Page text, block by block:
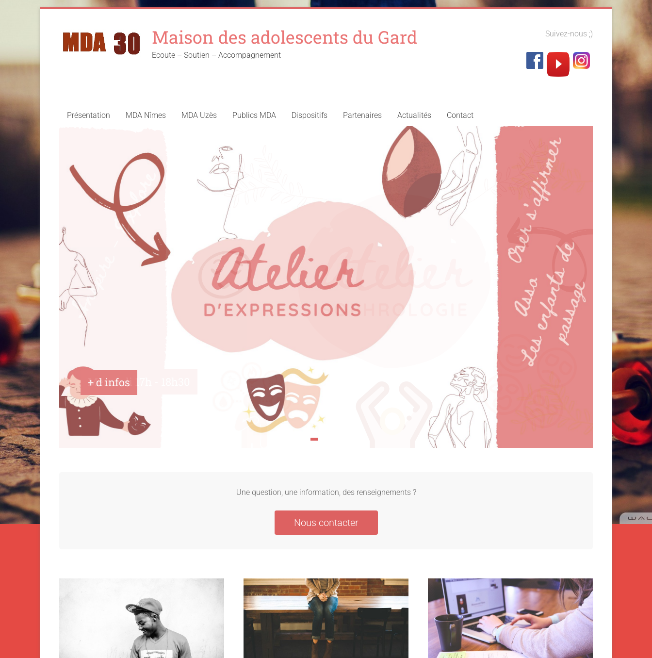
content
Maison des adolescents du Gard
Ecoute – Soutien – Accompagnement
Suivez-nous ;)
Présentation MDA Nîmes MDA Uzès Publics MDA Dispositifs Partenaires Actualités Contact
Mercredi 17h - 18h30
Une question, une information, des renseignements ?
Nous contacter